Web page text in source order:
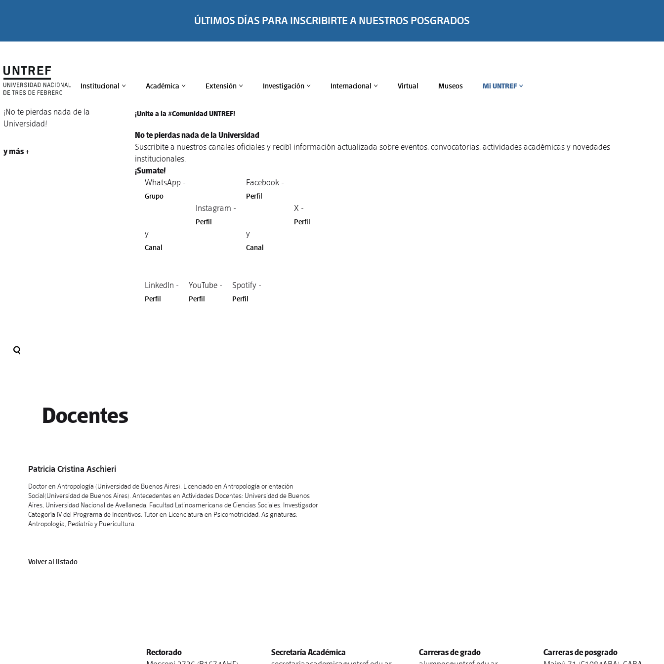
ÚLTIMOS DÍAS PARA INSCRIBIRTE A NUESTROS POSGRADOS
Institucional > Académica > Extensión > Investigación > Internacional > Virtual Museos Mi UNTREF >
¡No te pierdas nada de la
Universidad!
y más +
¡Unite a la #Comunidad UNTREF!
No te pierdas nada de la Universidad
Suscribite a nuestros canales oficiales y recibí información actualizada sobre eventos, convocatorias, actividades académicas y novedades
institucionales.
¡Sumate!
WhatsApp -
Grupo
y
Canal
Instagram -
Perfil
Facebook -
Perfil
y
Canal
X -
Perfil
LinkedIn -
Perfil
YouTube -
Perfil
Spotify -
Perfil
Docentes
Patricia Cristina Aschieri
Doctor en Antropología (Universidad de Buenos Aires). Licenciado en Antropología orientación
Social(Universidad de Buenos Aires). Antecedentes en Actividades Docentes: Universidad de Buenos
Aires, Universidad Nacional de Avellaneda, Facultad Latinoamericana de Ciencias Sociales. Investigador
Categoría IV del Programa de Incentivos. Tutor en Licenciatura en Psicomotricidad. Asignaturas:
Antropología, Pediatría y Puericultura.
Volver al listado
Rectorado
Secretaría Académica
Carreras de grado
Carreras de posgrado